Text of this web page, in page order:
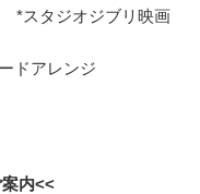
*スタジオジブリ映画
ドアレンジ
内<<